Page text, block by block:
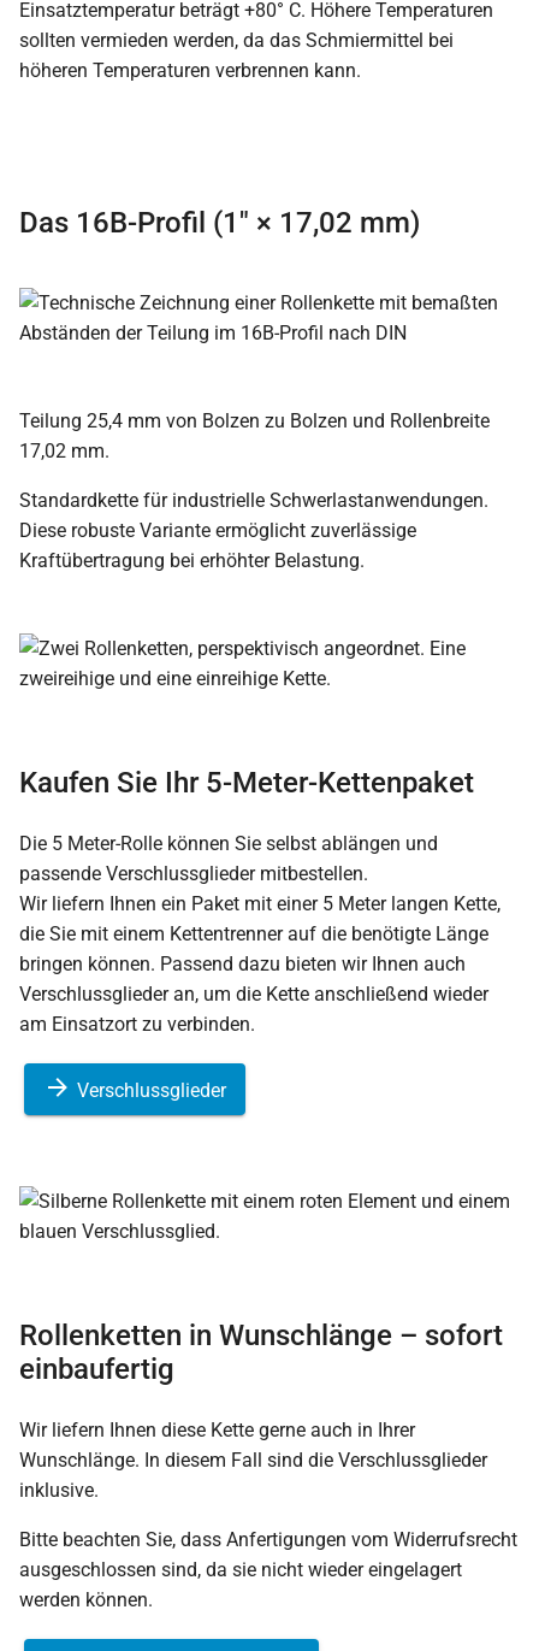
Einsatztemperatur beträgt +80° C. Höhere Temperaturen
sollten vermieden werden, da das Schmiermittel bei
höheren Temperaturen verbrennen kann.
Das 16B-Profil (1″ × 17,02 mm)
Teilung 25,4 mm von Bolzen zu Bolzen und Rollenbreite
17,02 mm.
Standardkette für industrielle Schwerlastanwendungen.
Diese robuste Variante ermöglicht zuverlässige
Kraftübertragung bei erhöhter Belastung.
Kaufen Sie Ihr 5-Meter-Kettenpaket
Die 5 Meter-Rolle können Sie selbst ablängen und
passende Verschlussglieder mitbestellen.
Wir liefern Ihnen ein Paket mit einer 5 Meter langen Kette,
die Sie mit einem Kettentrenner auf die benötigte Länge
bringen können. Passend dazu bieten wir Ihnen auch
Verschlussglieder an, um die Kette anschließend wieder
am Einsatzort zu verbinden.
Verschlussglieder
Rollenketten in Wunschlänge – sofort
einbaufertig
Wir liefern Ihnen diese Kette gerne auch in Ihrer
Wunschlänge. In diesem Fall sind die Verschlussglieder
inklusive.
Bitte beachten Sie, dass Anfertigungen vom Widerrufsrecht
ausgeschlossen sind, da sie nicht wieder eingelagert
werden können.